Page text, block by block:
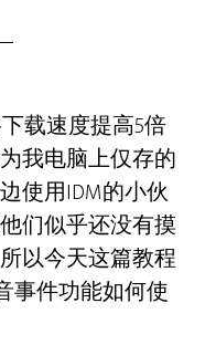
载速度提高5倍
我电脑上仅存的
使用IDM的小伙
们似乎还没有摸
以今天这篇教程
事件功能如何使